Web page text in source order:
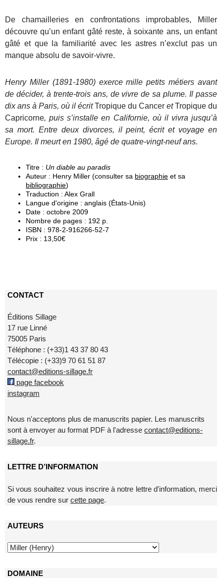
De chamailleries en confrontations improbables, Miller
découvre qu’un enfant gâté reste, à soixante ans, un enfant
gâté et que la familiarité avec les astres n’exclut pas un
manque absolu de savoir-vivre.
Henry Miller (1891-1980) exerce mille petits métiers avant
de décider, à trente-trois ans, de vivre de sa plume. Il passe
dix ans à Paris, où il écritTropique du Cancer etTropique du
Capricorne, puis s’installe en Californie, où il vivra jusqu’à
sa mort. Entre deux divorces, il peint, écrit et voyage en
Europe. Il meurt en 1980, âgé de quatre-vingt-neuf ans.
Titre : Un diable au paradis
Auteur : Henry Miller (consulter sa biographie et sa
bibliographie)
Traduction : Alex Grall
Langue d'origine : anglais (États-Unis)
Date : octobre 2009
Nombre de pages : 192 p.
ISBN : 978-2-916266-52-7
Prix : 13,50€
CONTACT
Éditions Sillage
17 rue Linné
75005 Paris
Téléphone : (+33)1 43 37 80 43
Télécopie : (+33)9 70 61 51 87
contact@editions-sillage.fr
page facebook
instagram
Nous n'acceptons plus de manuscrits papier. Les manuscrits
sont à envoyer au format PDF à l'adresse contact@editions-
sillage.fr.
LETTRE D’INFORMATION
Si vous souhaitez vous inscrire à notre lettre d'information, merci
de vous rendre sur cette page.
AUTEURS
DOMAINE